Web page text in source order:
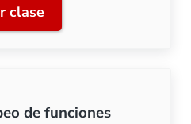
clase
Clase 8: Configurando la
de funciones